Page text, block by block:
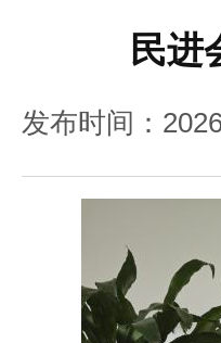
民进
发布时间：